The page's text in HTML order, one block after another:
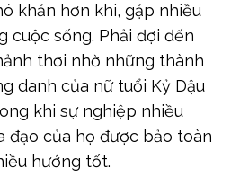
khăn hơn khi, gặp nhiều
cuộc sống. Phải đợi đến
thơi nhờ những thành
danh của nữ tuổi Kỷ Dậu
khi sự nghiệp nhiều
đạo của họ được bảo toàn
hướng tốt.